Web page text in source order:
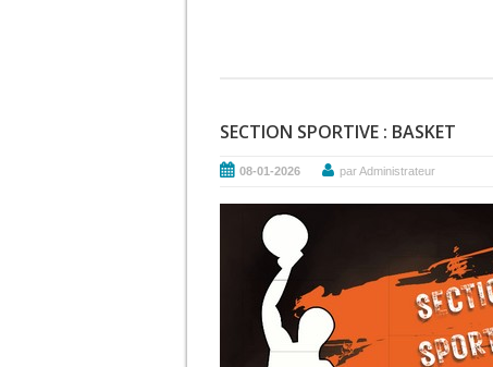
SECTION SPORTIVE : BASKET
08-01-2026 par Administrateur